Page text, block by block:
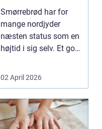
Smørrebrød har for
mange nordjyder
næsten status som en
højtid i sig selv. Et godt
02 April 2026